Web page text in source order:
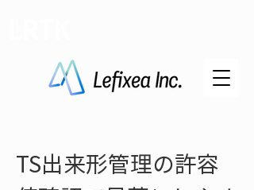
TS出来形管理の許容